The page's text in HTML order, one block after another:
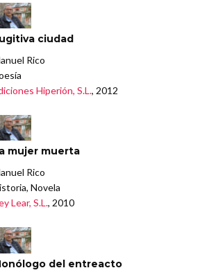
ciudad
Rico
Hiperión, S.L., 2012
mujer muerta
Rico
Novela
Lear, S.L., 2010
del entreacto